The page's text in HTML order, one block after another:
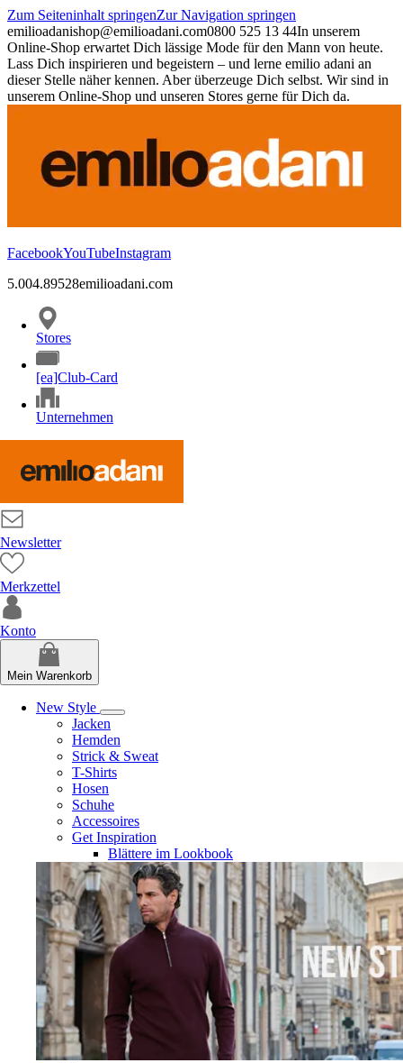
Zum Seiteninhalt springenZur Navigation springen
emilioadanishop@emilioadani.com0800 525 13 44In unserem
Online-Shop erwartet Dich lässige Mode für den Mann von heute.
Lass Dich inspirieren und begeistern – und lerne emilio adani an
dieser Stelle näher kennen. Aber überzeuge Dich selbst. Wir sind in
unserem Online-Shop und unseren Stores gerne für Dich da.
FacebookYouTubeInstagram
5.004.89528emilioadani.com
Stores
[ea]Club-Card
Unternehmen
Newsletter
Merkzettel
Konto
Mein Warenkorb
New Style
Jacken
Hemden
Strick & Sweat
T-Shirts
Hosen
Schuhe
Accessoires
Get Inspiration
Blättere im Lookbook